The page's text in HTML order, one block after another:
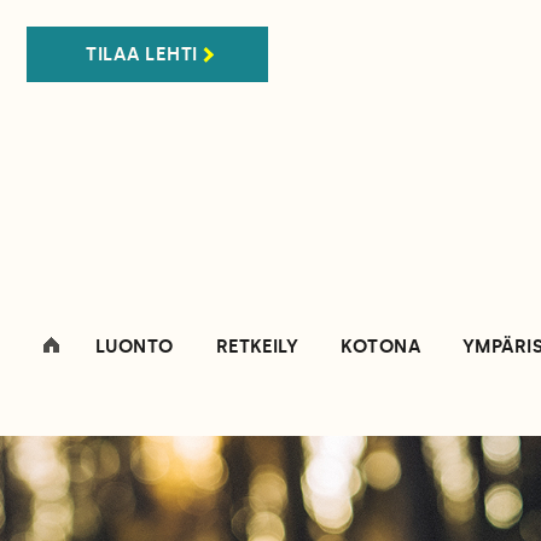
TILAA LEHTI
LUONTO RETKEILY KOTONA